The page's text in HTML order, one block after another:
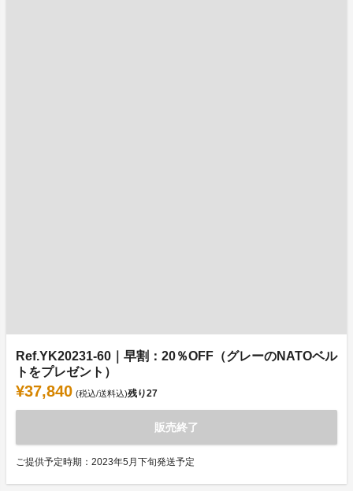
Ref.YK20231-60｜早割：20％OFF（グレーのNATOベル
トをプレゼント）
¥37,840 (税込/送料込)残り27
販売終了
ご提供予定時期：2023年5月下旬発送予定